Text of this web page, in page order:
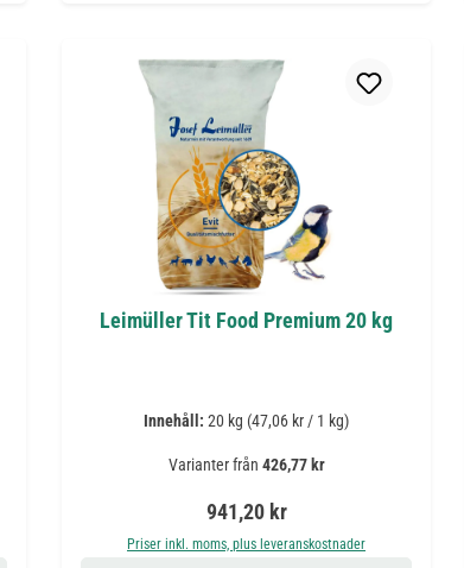
Leimüller Tit Food Premium 20 kg
Innehåll: 20 kg (47,06 kr / 1 kg)
Varianter från 426,77 kr
Ordinarie pris:
941,20 kr
Priser inkl. moms, plus leveranskostnader